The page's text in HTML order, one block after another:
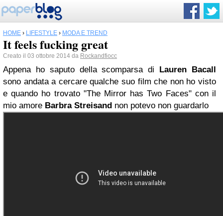
HOME › LIFESTYLE › MODA E TREND
It feels fucking great
Creato il 03 ottobre 2014 da Rockandfiocc
Appena ho saputo della scomparsa di Lauren Bacall
sono andata a cercare qualche suo film che non ho visto
e quando ho trovato "The Mirror has Two Faces" con il
mio amore Barbra Streisand non potevo non guardarlo